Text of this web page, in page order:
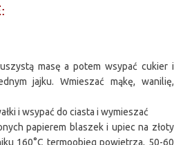
masę a potem wsypać cukier i
jajku. Wmieszać mąkę, wanilię,
i wsypać do ciasta i wymieszać
papierem blaszek i upiec na złoty
160°C termoobieg powietrza, 50-60